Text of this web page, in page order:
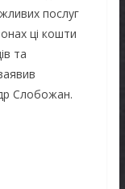
послуг
ці кошти
та
Слобожан.